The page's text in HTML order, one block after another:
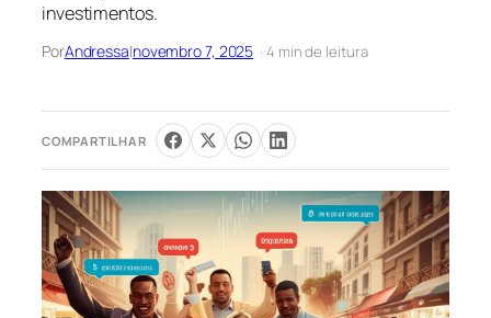
investimentos.
PorAndressa|novembro 7, 2025 · 4 min de leitura
COMPARTILHAR